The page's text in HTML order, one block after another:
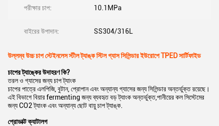
পরীক্ষার চাপ: 10.1MPa
বাইরের উপাদান: SS304/316L
উল্লম্ব উচ্চ চাপ স্টেইনলেস স্টীল ট্যাঙ্ক স্টিল গ্যাস সিলিন্ডার ইউরোপে TPED সার্টিফাইড
চাপের ট্যাঙ্কের উদাহরণ কি?
তরল ও গ্যাসের জন্য চাপ ট্যাংক
চাপের পাত্রে এলপিজি, বুটান, প্রোপান এবং অন্যান্য গ্যাসের জন্য সিলিন্ডার অন্তর্ভুক্ত রয়েছে।
এই বিভাগে বিয়ার fermenting জন্য ব্যবহৃত বড় ট্যাংক অন্তর্ভুক্ত,পানীয়ের কল সিস্টেমের
জন্য CO2 ট্যাংক এবং অন্যান্য ছোট বায়ু চাপ ট্যাঙ্ক.
প্রোডাক্ট ক্যাটালগ